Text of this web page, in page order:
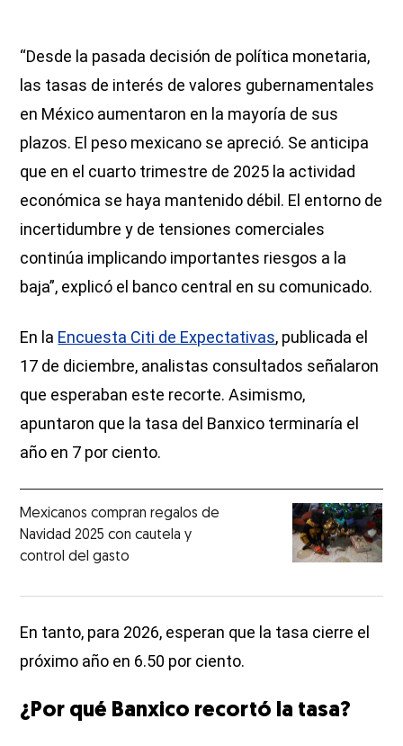
“Desde la pasada decisión de política monetaria,
las tasas de interés de valores gubernamentales
en México aumentaron en la mayoría de sus
plazos. El peso mexicano se apreció. Se anticipa
que en el cuarto trimestre de 2025 la actividad
económica se haya mantenido débil. El entorno de
incertidumbre y de tensiones comerciales
continúa implicando importantes riesgos a la
baja”, explicó el banco central en su comunicado.
En la Encuesta Citi de Expectativas, publicada el
17 de diciembre, analistas consultados señalaron
que esperaban este recorte. Asimismo,
apuntaron que la tasa del Banxico terminaría el
año en 7 por ciento.
Mexicanos compran regalos de
Navidad 2025 con cautela y
control del gasto
En tanto, para 2026, esperan que la tasa cierre el
próximo año en 6.50 por ciento.
¿Por qué Banxico recortó la tasa?